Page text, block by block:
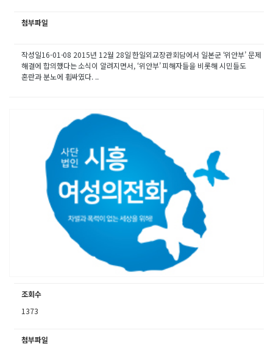
첨부파일
작성일16-01-08 2015년 12월 28일 한일외교장관회담에서 일본군 ‘위안부’ 문제
해결에 합의했다는 소식이 알려지면서, ‘위안부’ 피해자들을 비롯해 시민들도
혼란과 분노에 휩싸였다. ..
조회수
1373
첨부파일